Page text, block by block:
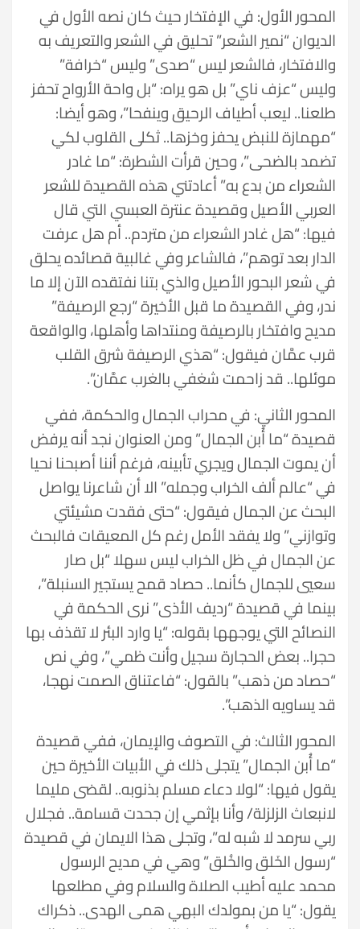
المحور الأول: في الإفتخار حيث كان نصه الأول في
الديوان “نمير الشعر” تحليق في الشعر والتعريف به
والافتخار، فالشعر ليس “صدى” وليس “خرافة”
وليس “عزف ناي” بل هو يراه: “بل واحة الأرواح تحفز
طلعنا.. ليعب أطياف الرحيق وينفحا”، وهو أيضا:
“مهمازة للنبض يحفز وخزها.. ثكلى القلوب لكي
تضمد بالضحى”، وحين قرأت الشطرة: “ما غادر
الشعراء من بدع به” أعادتني هذه القصيدة للشعر
العربي الأصيل وقصيدة عنترة العبسي التي قال
فيها: “هل غادر الشعراء من متردم.. أم هل عرفت
الدار بعد توهم”، فالشاعر وفي غالبية قصائده يحلق
في شعر البحور الأصيل والذي بتنا نفتقده الآن إلا ما
ندر، وفي القصيدة ما قبل الأخيرة “رجع الرصيفة”
مديح وافتخار بالرصيفة ومنتداها وأهلها، والواقعة
قرب عمَّان فيقول: “هذي الرصيفة شرق القلب
موئلها.. قد زاحمت شغفي بالغرب عمَّان”.
المحور الثاني: في محراب الجمال والحكمة، ففي
قصيدة “ما أُبن الجمال” ومن العنوان نجد أنه يرفض
أن يموت الجمال ويجري تأبينه، فرغم أننا أصبحنا نحيا
في “عالم ألف الخراب وجمله” الا أن شاعرنا يواصل
البحث عن الجمال فيقول: “حتى فقدت مشيئتي
وتوازني” ولا يفقد الأمل رغم كل المعيقات فالبحث
عن الجمال في ظل الخراب ليس سهلا “بل صار
سعيي للجمال كأنما.. حصاد قمح يستجير السنبلة”،
بينما في قصيدة “رديف الأذى” نرى الحكمة في
النصائح التي يوجهها بقوله: “يا وارد البئر لا تقذف بها
حجرا.. بعض الحجارة سجيل وأنت ظمي”، وفي نص
“حصاد من ذهب” بالقول: “فاعتناق الصمت نهجا،
قد يساويه الذهب”.
المحور الثالث: في التصوف والإيمان، ففي قصيدة
“ما أُبن الجمال” يتجلى ذلك في الأبيات الأخيرة حين
يقول فيها: “لولا دعاء مسلم بذنوبه.. لقضى مليما
لانبعاث الزلزلة/ وأنا بإثمي إن جحدت قسامة.. فجلال
ربي سرمد لا شبه له”، وتجلى هذا الايمان في قصيدة
“رسول الخَلق والخُلق” وهي في مديح الرسول
محمد عليه أطيب الصلاة والسلام وفي مطلعها
يقول: “يا من بمولدك البهي همى الهدى.. ذكراك